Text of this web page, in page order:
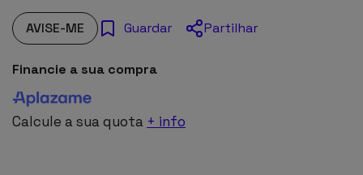
AVISE-ME Guardar Partilhar
Financie a sua compra
Calcule a sua quota + info